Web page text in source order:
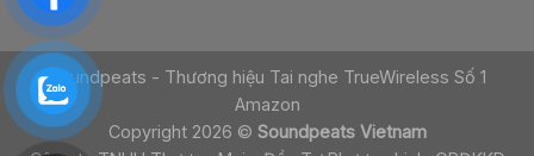
Soundpeats - Thương hiệu Tai nghe TrueWireless Số 1
Amazon
Copyright 2026 © Soundpeats Vietnam